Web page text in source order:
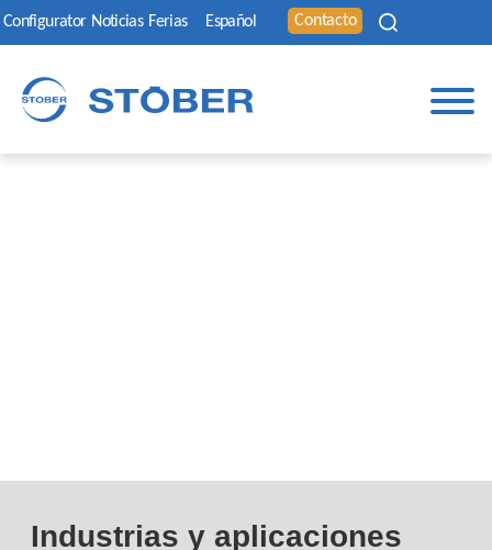
Configurator Noticias Ferias Español Contacto
Industrias y aplicaciones